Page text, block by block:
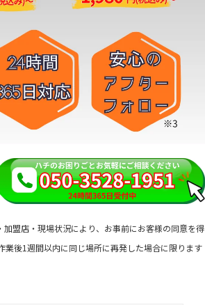
盟店・現場状況により、お事前にお客様の同意を得
業後1週間以内に同じ場所に再発した場合に限ります